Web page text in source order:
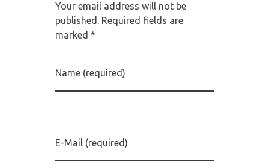
Your email address will not be
published. Required fields are
marked *
Name (required)
E-Mail (required)